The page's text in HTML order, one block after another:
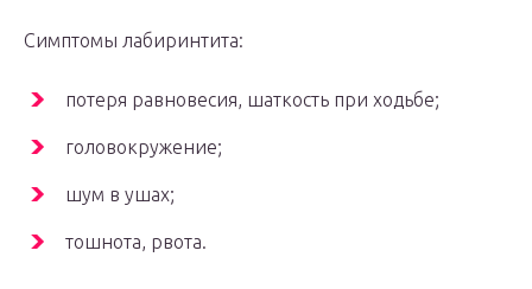
Симптомы лабиринтита:
потеря равновесия, шаткость при ходьбе;
головокружение;
шум в ушах;
тошнота, рвота.